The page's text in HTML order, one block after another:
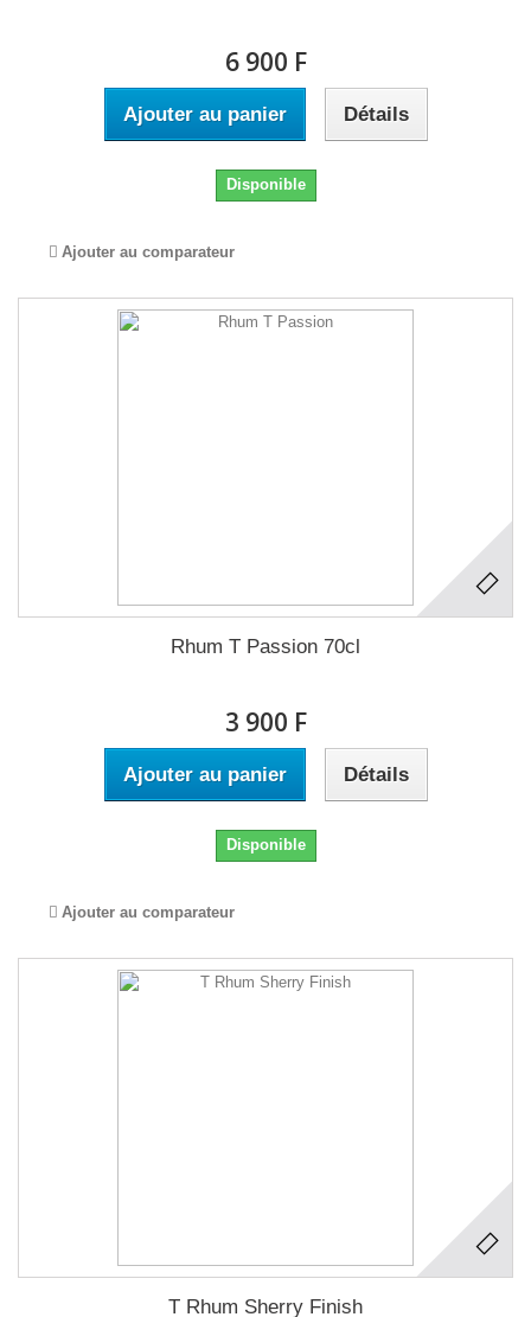
6 900 F
Ajouter au panier Détails
Disponible
Ajouter au comparateur
Rhum T Passion 70cl
3 900 F
Ajouter au panier Détails
Disponible
Ajouter au comparateur
T Rhum Sherry Finish